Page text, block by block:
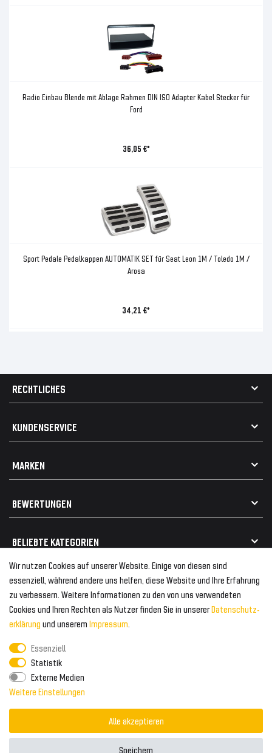
Radio Einbau Blende mit Ablage Rahmen DIN ISO Adapter Kabel Stecker für
Ford
36,05 €*
Sport Pedale Pedalkappen AUTOMATIK SET für Seat Leon 1M / Toledo 1M /
Arosa
34,21 €*
Wir nutzen Cookies auf unserer Website. Einige von diesen sind
essenziell, während andere uns helfen, diese Website und Ihre Erfahrung
zu verbessern. Weitere Informationen zu den von uns verwendeten
Cookies und Ihren Rechten als Nutzer finden Sie in unsererDaten­schutz­
erklärung und unserem Impressum.
Essenziell
Statistik
Externe Medien
Weitere Einstellungen
Alle akzeptieren
Speichern
RECHTLICHES
Widerrufsrecht
Vertrag widerrufen
Elektro- / Altteilentsorgung
KUNDENSERVICE
MARKEN
Geeignet für Mercedes
Geeignet für Audi
BEWERTUNGEN
BELIEBTE KATEGORIEN
Frontspoiler
Heckspoiler
Kabelbäume
Kühlergrill
FOLGEN SIE UNS AUF
Tuning Fanatics
ZAHLUNG & VERSAND
Zahlungsanbieter
Versand & Zahlung
WELTWEITER VERSAND
© 2026 Tuning Fanatics